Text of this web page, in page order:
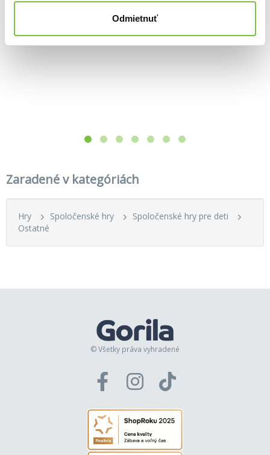
Odmietnuť
7,70€
Garáž drevená
56,20€
Zaradené v kategóriách
Hry Spoločenské hry
Spoločenské hry pre deti
Ostatné
© Všetky práva vyhradené